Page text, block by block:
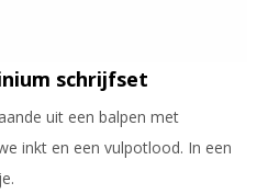
schrijfset
uit een balpen met
inkt en een vulpotlood. In een